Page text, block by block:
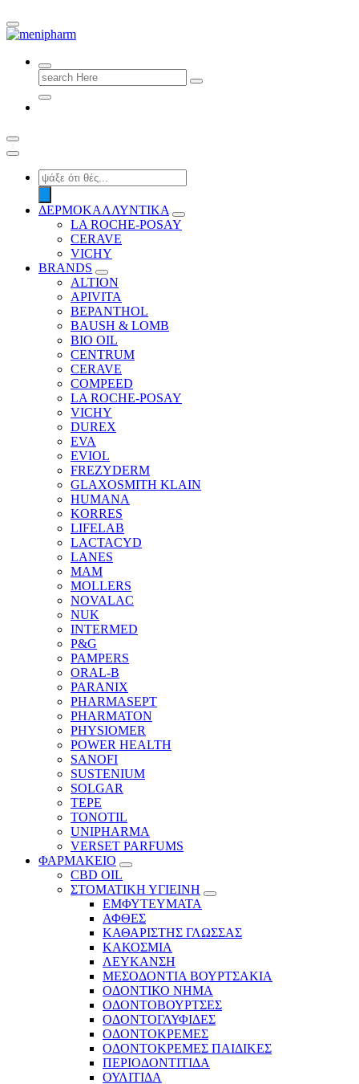
shop 2 easily
Search
for:
Products
search
ΔΕΡΜΟΚΑΛΛΥΝΤΙΚΑ
LA ROCHE-POSAY
CERAVE
VICHY
BRANDS
ALTION
APIVITA
BEPANTHOL
BAUSH & LOMB
BIO OIL
CENTRUM
CERAVE
COMPEED
LA ROCHE-POSAY
VICHY
DUREX
EVA
EVIOL
FREZYDERM
GLAXOSMITH KLAIN
HUMANA
KORRES
LIFELAB
LACTACYD
LANES
MAM
MOLLERS
NOVALAC
NUK
INTERMED
P&G
PAMPERS
ORAL-B
PARANIX
PHARMASEPT
PHARMATON
PHYSIOMER
POWER HEALTH
SANOFI
SUSTENIUM
SOLGAR
TEPE
TONOTIL
UNIPHARMA
VERSET PARFUMS
ΦΑΡΜΑΚΕΙΟ
CBD OIL
ΣΤΟΜΑΤΙΚΗ ΥΓΙΕΙΝΗ
ΕΜΦΥΤΕΥΜΑΤΑ
ΑΦΘΕΣ
ΚΑΘΑΡΙΣΤΗΣ ΓΛΩΣΣΑΣ
ΚΑΚΟΣΜΙΑ
ΛΕΥΚΑΝΣΗ
ΜΕΣΟΔΟΝΤΙΑ ΒΟΥΡΤΣΑΚΙΑ
ΟΔΟΝΤΙΚΟ ΝΗΜΑ
ΟΔΟΝΤΟΒΟΥΡΤΣΕΣ
ΟΔΟΝΤΟΓΛΥΦΙΔΕΣ
ΟΔΟΝΤΟΚΡΕΜΕΣ
ΟΔΟΝΤΟΚΡΕΜΕΣ ΠΑΙΔΙΚΕΣ
ΠΕΡΙΟΔΟΝΤΙΤΙΔΑ
ΟΥΛΙΤΙΔΑ